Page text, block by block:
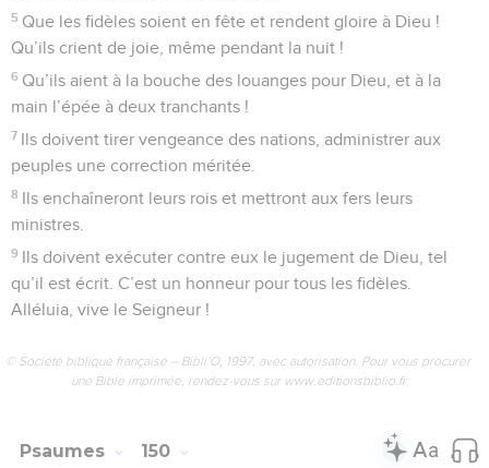
5 Que les fidèles soient en fête et rendent gloire à Dieu !
Qu’ils crient de joie, même pendant la nuit !
6 Qu’ils aient à la bouche des louanges pour Dieu, et à la
main l’épée à deux tranchants !
7 Ils doivent tirer vengeance des nations, administrer aux
peuples une correction méritée.
8 Ils enchaîneront leurs rois et mettront aux fers leurs
ministres.
9 Ils doivent exécuter contre eux le jugement de Dieu, tel
qu’il est écrit. C’est un honneur pour tous les fidèles.
Alléluia, vive le Seigneur !
© Société biblique française – Bibli’O, 1997, avec autorisation. Pour vous procurer
une Bible imprimée, rendez-vous sur www.editionsbiblio.fr
Psaumes 150